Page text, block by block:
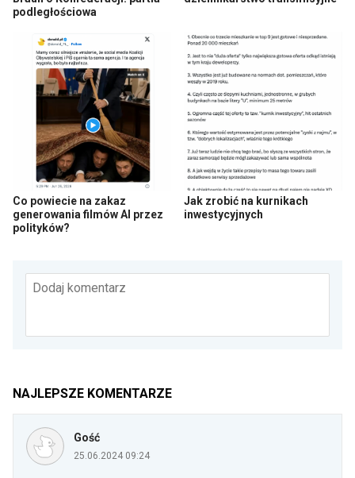
podległościowa
Co powiecie na zakaz
generowania filmów AI przez
polityków?
Jak zrobić na kurnikach
inwestycyjnych
Dodaj komentarz
NAJLEPSZE KOMENTARZE
Gość
25.06.2024 09:24